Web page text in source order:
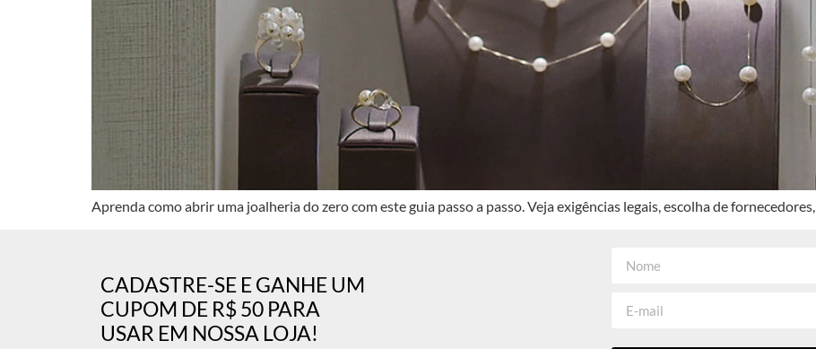
Aprenda como abrir uma joalheria do zero com este guia passo a passo. Veja exigências legais, escolha de
CADASTRE-SE E GANHE UM
CUPOM DE R$ 50 PARA
USAR EM NOSSA LOJA!